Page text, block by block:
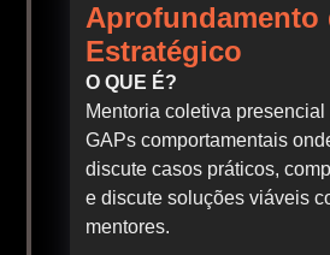
Aprofundamento
Estratégico
O QUE É?
Mentoria coletiva
GAPs comportamentais
discute casos práticos,
e discute soluções viáveis
mentores.